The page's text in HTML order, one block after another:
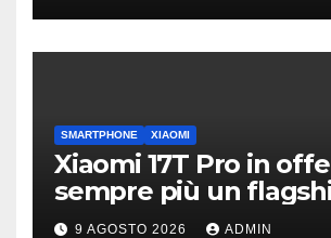
SMARTPHONE XIAOMI
Xiaomi 17T Pro in
sempre più un
9 AGOSTO 2026 ADMIN